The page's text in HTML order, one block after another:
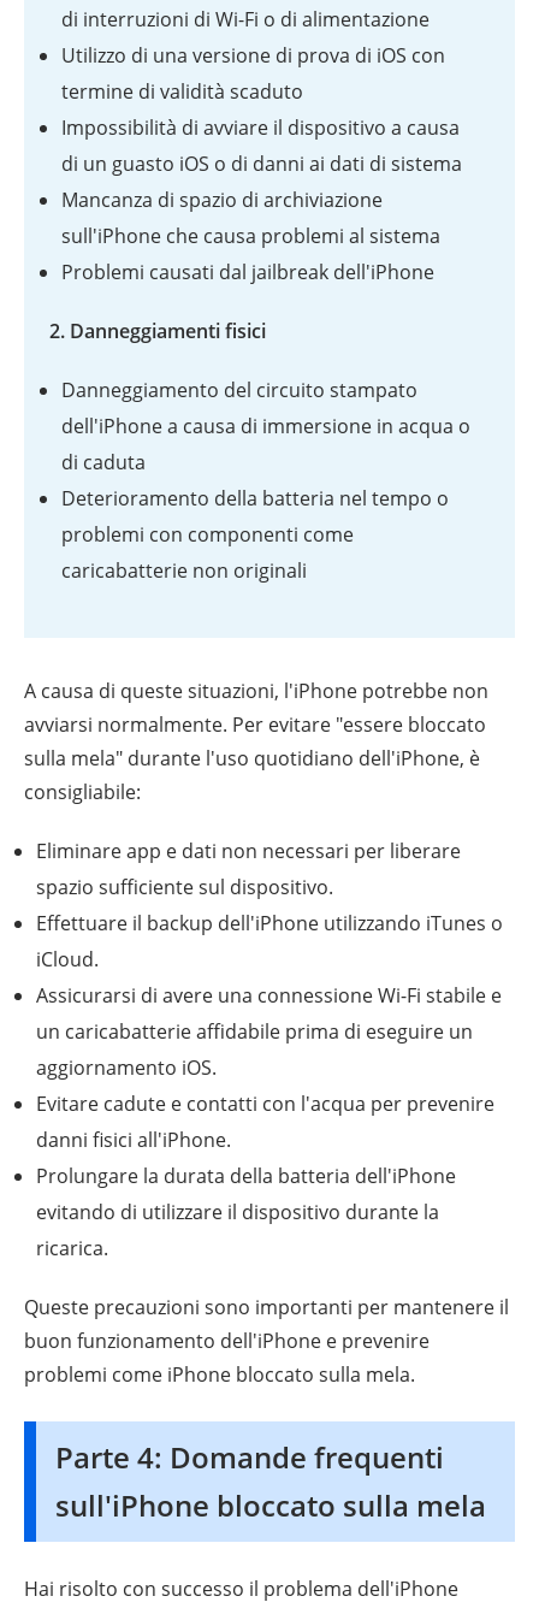
di interruzioni di Wi-Fi o di alimentazione
Utilizzo di una versione di prova di iOS con
termine di validità scaduto
Impossibilità di avviare il dispositivo a causa
di un guasto iOS o di danni ai dati di sistema
Mancanza di spazio di archiviazione
sull'iPhone che causa problemi al sistema
Problemi causati dal jailbreak dell'iPhone
2. Danneggiamenti fisici
Danneggiamento del circuito stampato
dell'iPhone a causa di immersione in acqua o
di caduta
Deterioramento della batteria nel tempo o
problemi con componenti come
caricabatterie non originali
A causa di queste situazioni, l'iPhone potrebbe non
avviarsi normalmente. Per evitare "essere bloccato
sulla mela" durante l'uso quotidiano dell'iPhone, è
consigliabile:
Eliminare app e dati non necessari per liberare
spazio sufficiente sul dispositivo.
Effettuare il backup dell'iPhone utilizzando iTunes o
iCloud.
Assicurarsi di avere una connessione Wi-Fi stabile e
un caricabatterie affidabile prima di eseguire un
aggiornamento iOS.
Evitare cadute e contatti con l'acqua per prevenire
danni fisici all'iPhone.
Prolungare la durata della batteria dell'iPhone
evitando di utilizzare il dispositivo durante la
ricarica.
Queste precauzioni sono importanti per mantenere il
buon funzionamento dell'iPhone e prevenire
problemi come iPhone bloccato sulla mela.
Parte 4: Domande frequenti
sull'iPhone bloccato sulla mela
Hai risolto con successo il problema dell'iPhone